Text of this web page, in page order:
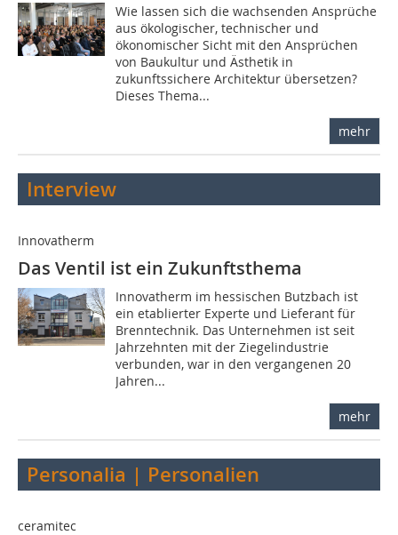
Wie lassen sich die wachsenden Ansprüche
aus ökologischer, technischer und
ökonomischer Sicht mit den Ansprüchen
von Baukultur und Ästhetik in
zukunftssichere Architektur übersetzen?
Dieses Thema...
mehr
Interview
Innovatherm
Das Ventil ist ein Zukunftsthema
Innovatherm im hessischen Butzbach ist
ein etablierter Experte und Lieferant für
Brenntechnik. Das Unternehmen ist seit
Jahrzehnten mit der Ziegelindustrie
verbunden, war in den vergangenen 20
Jahren...
mehr
Personalia | Personalien
ceramitec